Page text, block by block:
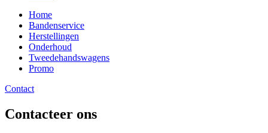
Home
Bandenservice
Herstellingen
Onderhoud
Tweedehandswagens
Promo
Contact
Contacteer ons